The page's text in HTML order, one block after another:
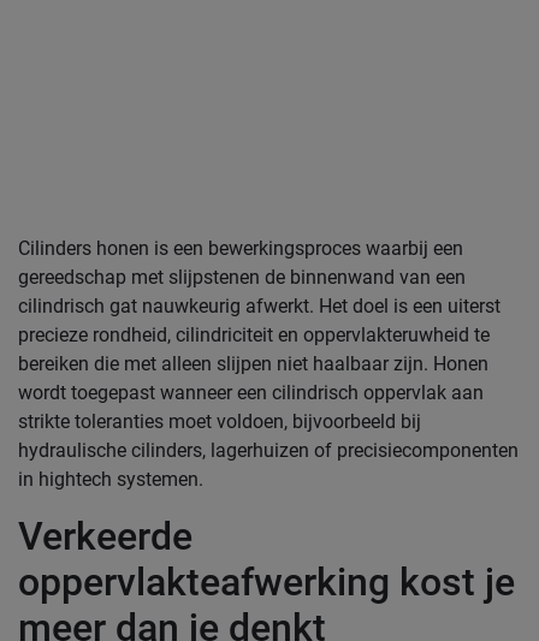
Cilinders honen is een bewerkingsproces waarbij een
gereedschap met slijpstenen de binnenwand van een
cilindrisch gat nauwkeurig afwerkt. Het doel is een uiterst
precieze rondheid, cilindriciteit en oppervlakteruwheid te
bereiken die met alleen slijpen niet haalbaar zijn. Honen
wordt toegepast wanneer een cilindrisch oppervlak aan
strikte toleranties moet voldoen, bijvoorbeeld bij
hydraulische cilinders, lagerhuizen of precisiecomponenten
in hightech systemen.
Verkeerde
oppervlakteafwerking kost je
meer dan je denkt